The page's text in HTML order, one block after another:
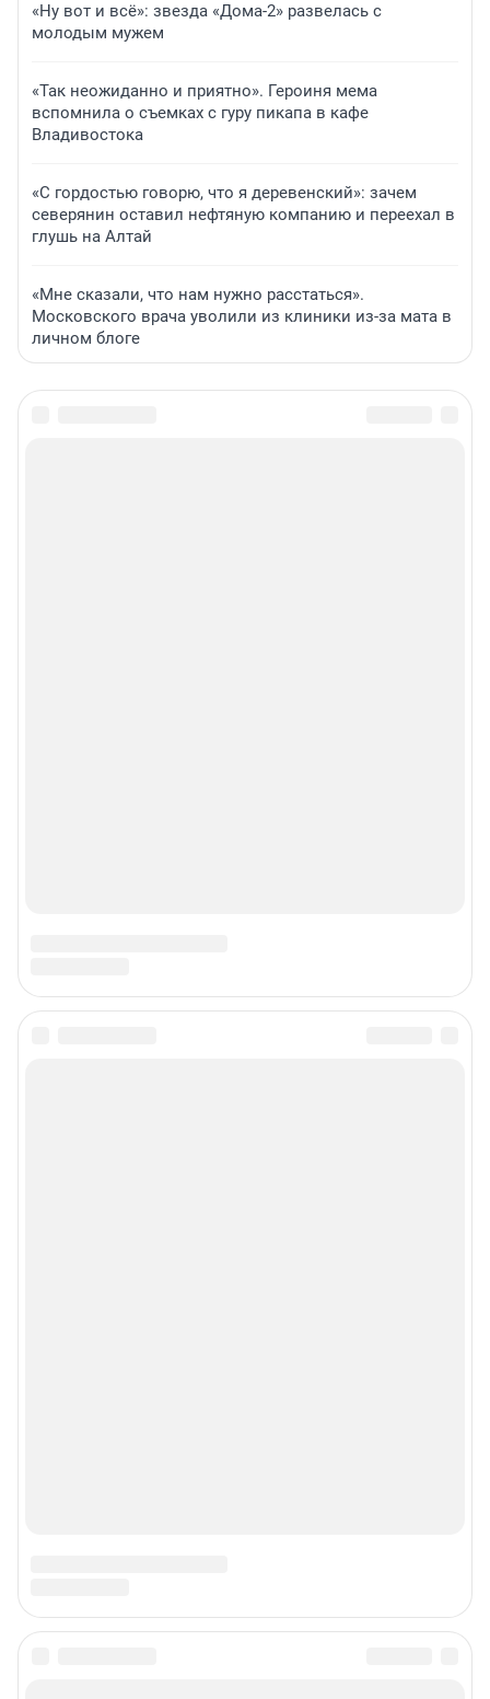
«Ну вот и всё»: звезда «Дома-2» развелась с
молодым мужем
«Так неожиданно и приятно». Героиня мема
вспомнила о съемках с гуру пикапа в кафе
Владивостока
«С гордостью говорю, что я деревенский»: зачем
северянин оставил нефтяную компанию и переехал в
глушь на Алтай
«Мне сказали, что нам нужно расстаться».
Московского врача уволили из клиники из-за мата в
личном блоге